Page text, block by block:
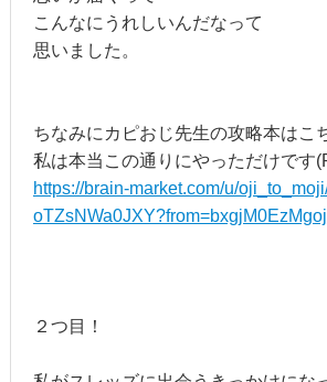
こんなにうれしいんだなって
思いました。
ちなみにカピおじ先生の攻略本はこ
私は本当この通りにやっただけです
https://brain-market.com/u/
２つ目！